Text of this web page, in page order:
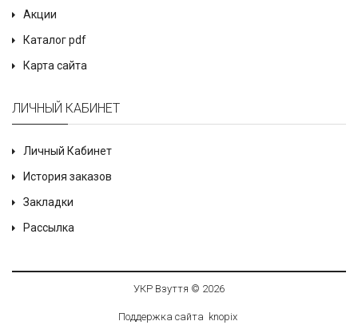
Акции
Каталог pdf
Карта сайта
ЛИЧНЫЙ КАБИНЕТ
Личный Кабинет
История заказов
Закладки
Рассылка
УКР Взуття © 2026
Поддержка сайта knopix